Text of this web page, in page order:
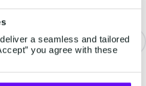
a seamless and tailored
you agree with these
for
hos CM.com